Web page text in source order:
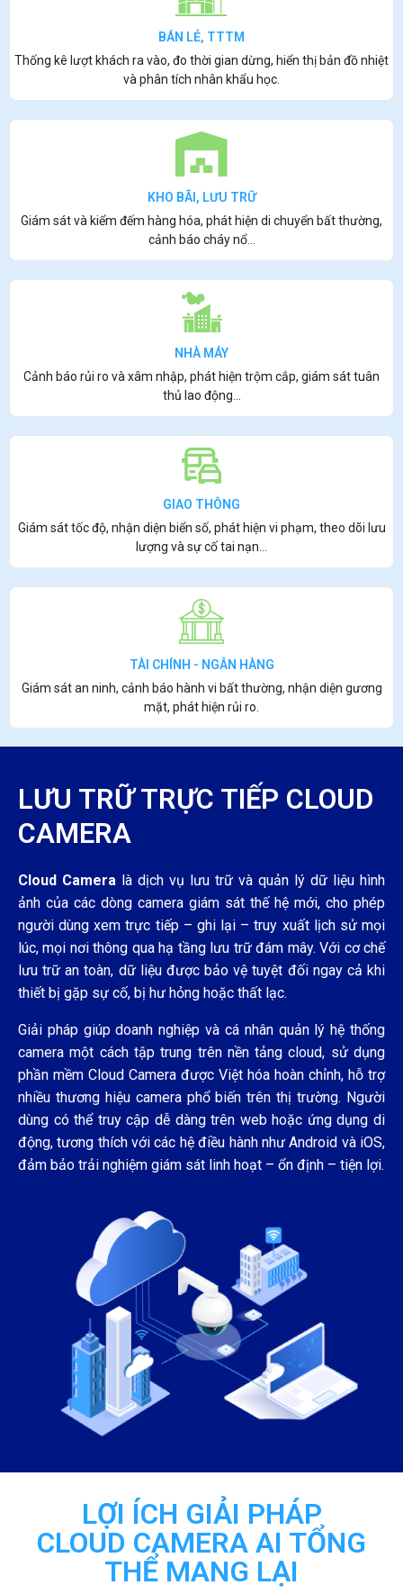
BÁN LẺ, TTTM
Thống kê lượt khách ra vào, đo thời gian dừng, hiển thị bản đồ nhiệt
và phân tích nhân khẩu học.
KHO BÃI, LƯU TRỮ
Giám sát và kiểm đếm hàng hóa, phát hiện di chuyển bất thường,
cảnh báo cháy nổ…
NHÀ MÁY
Cảnh báo rủi ro và xâm nhập, phát hiện trộm cắp, giám sát tuân
thủ lao động…
GIAO THÔNG
Giám sát tốc độ, nhận diện biển số, phát hiện vi phạm, theo dõi lưu
lượng và sự cố tai nạn…
TÀI CHÍNH - NGÂN HÀNG
Giám sát an ninh, cảnh báo hành vi bất thường, nhận diện gương
mặt, phát hiện rủi ro.
LƯU TRỮ TRỰC TIẾP CLOUD
CAMERA
Cloud Camera là dịch vụ lưu trữ và quản lý dữ liệu hình
ảnh của các dòng camera giám sát thế hệ mới, cho phép
người dùng xem trực tiếp – ghi lại – truy xuất lịch sử mọi
lúc, mọi nơi thông qua hạ tầng lưu trữ đám mây. Với cơ chế
lưu trữ an toàn, dữ liệu được bảo vệ tuyệt đối ngay cả khi
thiết bị gặp sự cố, bị hư hỏng hoặc thất lạc.
Giải pháp giúp doanh nghiệp và cá nhân quản lý hệ thống
camera một cách tập trung trên nền tảng cloud, sử dụng
phần mềm Cloud Camera được Việt hóa hoàn chỉnh, hỗ trợ
nhiều thương hiệu camera phổ biến trên thị trường. Người
dùng có thể truy cập dễ dàng trên web hoặc ứng dụng di
động, tương thích với các hệ điều hành như Android và iOS,
đảm bảo trải nghiệm giám sát linh hoạt – ổn định – tiện lợi.
LỢI ÍCH GIẢI PHÁP
CLOUD CAMERA AI TỔNG
THỂ MANG LẠI